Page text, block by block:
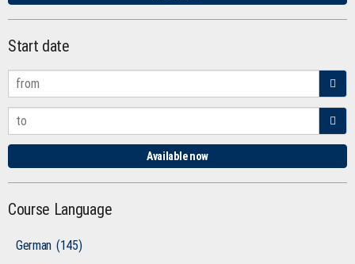
Start date
Available now
Course Language
German (145)